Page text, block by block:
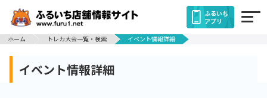
ふるいち
アプリ
ホーム
トレカ大会一覧・検索 イベント情報詳細
イベント情報詳細